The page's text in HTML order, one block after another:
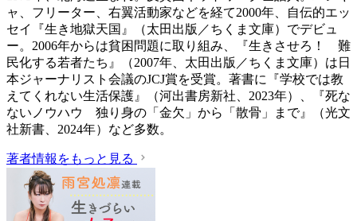
ャ、フリーター、右翼活動家などを経て2000年、自伝的エッ
セイ『生き地獄天国』（太田出版／ちくま文庫）でデビュ
ー。2006年からは貧困問題に取り組み、『生きさせろ！ 難
民化する若者たち』（2007年、太田出版／ちくま文庫）は日
本ジャーナリスト会議のJCJ賞を受賞。著書に『学校では教
えてくれない生活保護』（‎河出書房新社、2023年）、『死な
ないノウハウ 独り身の「金欠」から「散骨」まで』（光文
社新書、2024年）など多数。
著者情報をもっと見る